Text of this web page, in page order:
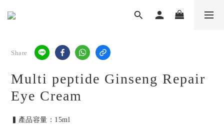
Share
Multi peptide Ginseng Repair
Eye Cream
▍產品容量：15ml